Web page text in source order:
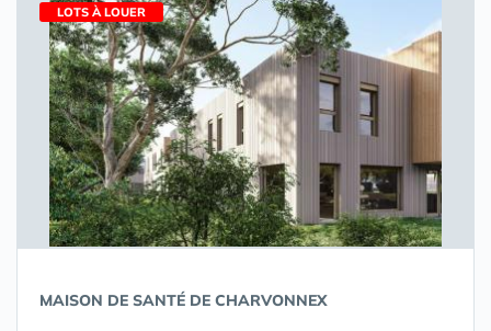
LOTS À LOUER
MAISON DE SANTÉ DE CHARVONNEX